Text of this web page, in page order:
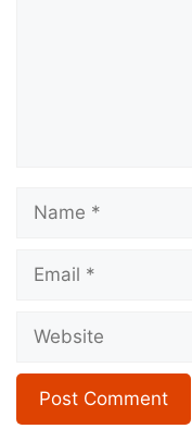
Name
Email
Website